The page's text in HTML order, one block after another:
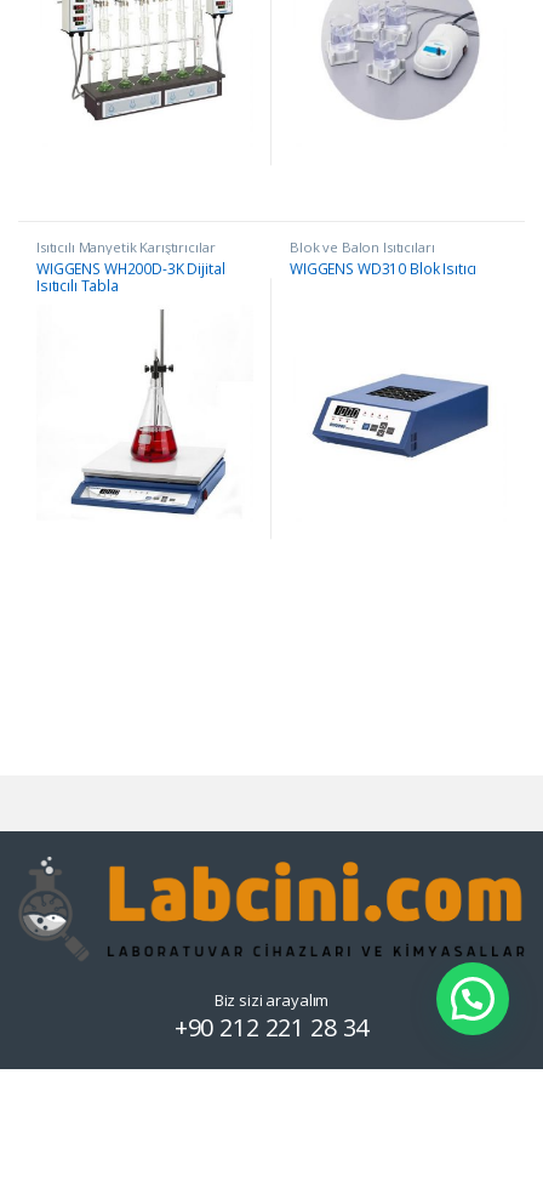
Isıtıcılı Manyetik Karıştırıcılar
WIGGENS WH200D-3K Dijital
Isıtıcılı Tabla
Blok ve Balon Isıtıcıları
WIGGENS WD310 Blok Isıtıcı
Biz sizi arayalım
+90 212 221 28 34